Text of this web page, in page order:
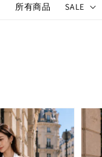
所有商品 SALE